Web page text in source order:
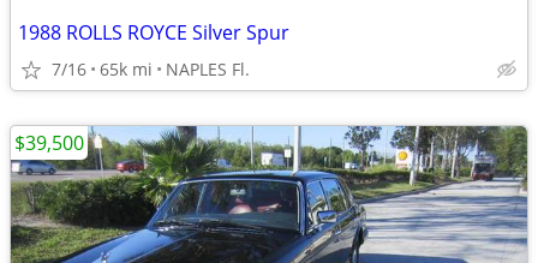
1988 ROLLS ROYCE Silver Spur
7/16 65k mi NAPLES Fl.
$39,500